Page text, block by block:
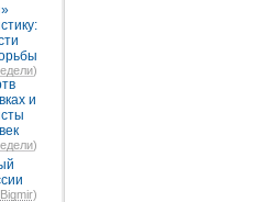
)
и
)
Bigmir)